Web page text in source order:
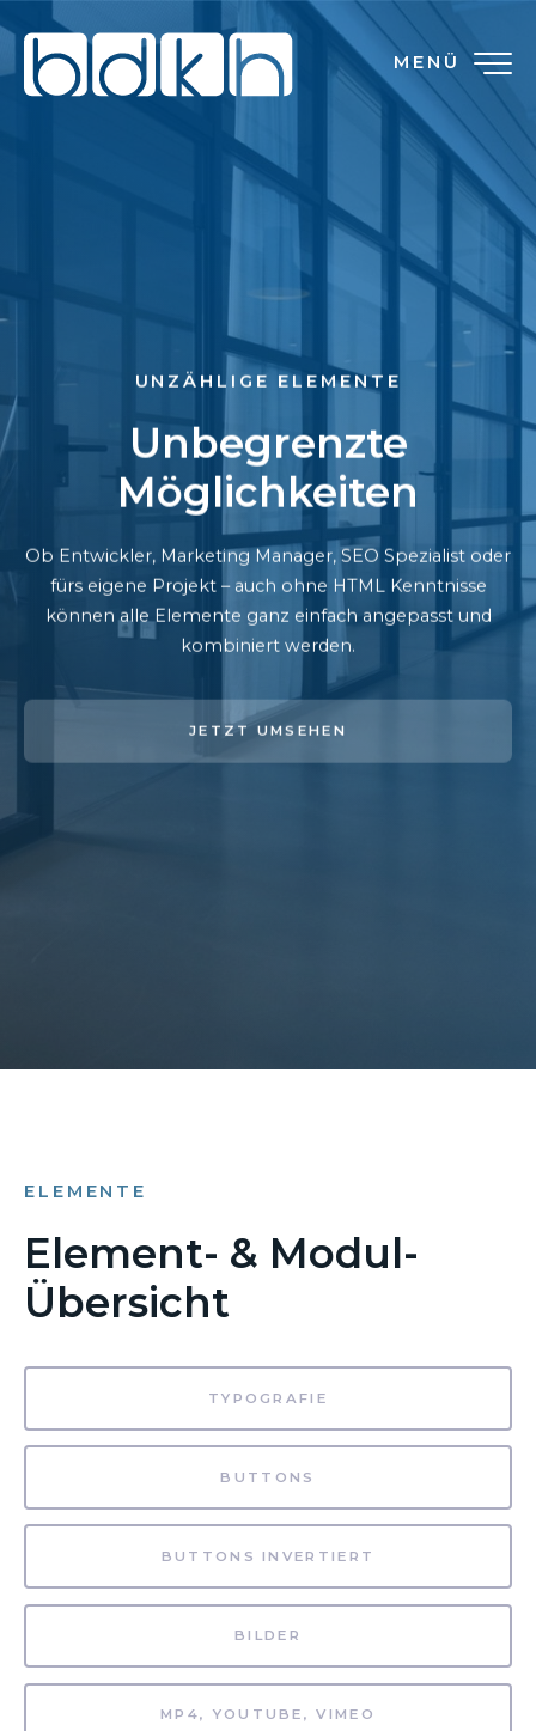
MENÜ
UNZÄHLIGE ELEMENTE
Unbegrenzte
Möglichkeiten
Ob Entwickler, Marketing Manager, SEO Spezialist oder
fürs eigene Projekt – auch ohne HTML Kenntnisse
können alle Elemente ganz einfach angepasst und
kombiniert werden.
JETZT UMSEHEN
ELEMENTE
Element- & Modul-
Übersicht
TYPOGRAFIE
BUTTONS
BUTTONS INVERTIERT
BILDER
MP4, YOUTUBE, VIMEO